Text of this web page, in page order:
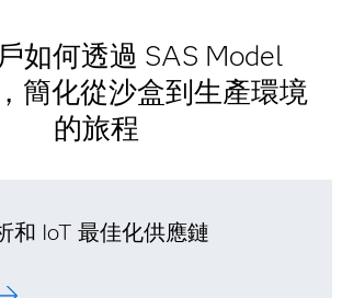
如何透過 SAS Model
簡化從沙盒到生產環境
的旅程
和 IoT 最佳化供應鏈